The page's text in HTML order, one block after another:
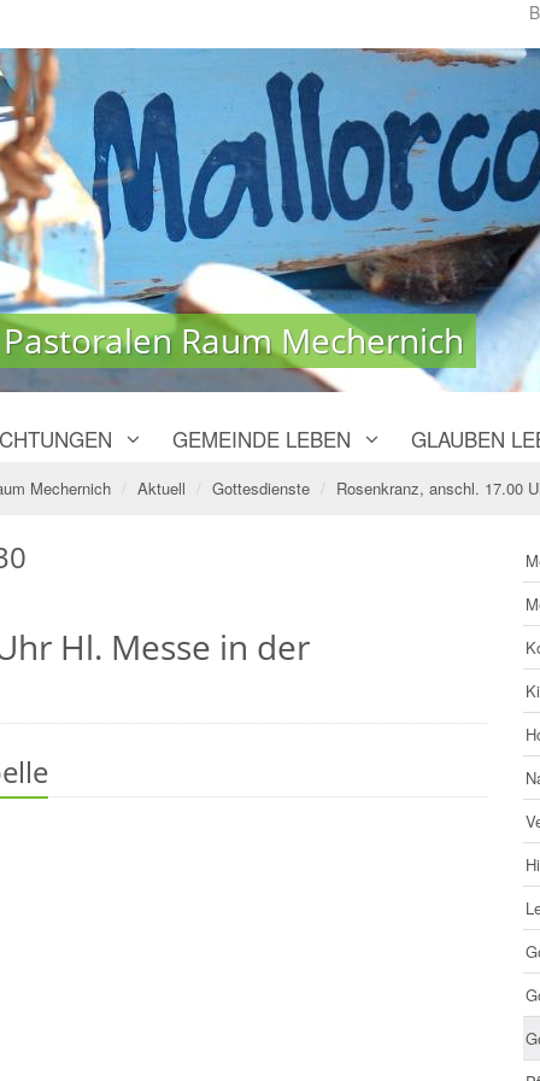
Raum Mechernich
Raum Mechernich
GEMEINDE LEBEN GLAUBEN
Mechernich Aktuell Gottesdienste Rosenkranz, anschl. 17.00
Hl. Messe in der